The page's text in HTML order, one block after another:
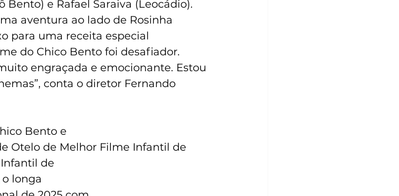
e Rafael Saraiva (Leocádio).
aventura ao lado de Rosinha
para uma receita especial
do Chico Bento foi desafiador.
engraçada e emocionante. Estou
conta o diretor Fernando
Bento e
Otelo de Melhor Filme Infantil de
de
o longa